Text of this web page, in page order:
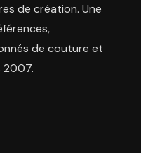
de création. Une
de couture et
2007.